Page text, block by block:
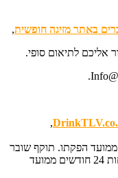
באתר מזיגה חופשית,
אליכם לתיאום סופי.
,
לכל הפחות 60 חודשים ממועד הפקתו. תוקף שובר
לרכישת מוצר או שירות מסויים יהיה לכל הפחות 24 חודשים ממועד